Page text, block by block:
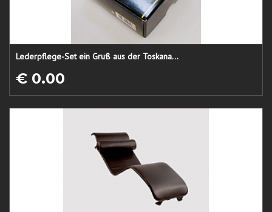
Lederpflege-Set ein Gruß aus der Toskana...
€ 0.00